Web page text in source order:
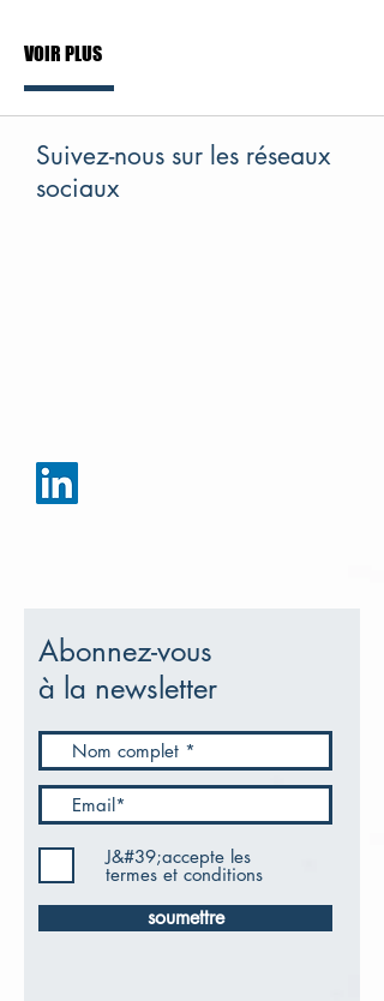
VOIR PLUS
Suivez-nous sur les réseaux
sociaux
Abonnez-vous
à la newsletter
J&#39;accepte les
termes et conditions
soumettre